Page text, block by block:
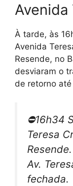
À tarde, às
Avenida
Resende, no
desviaram o
de retorno
⛔️16h34
Teresa
Resende.
Av.
fechada.